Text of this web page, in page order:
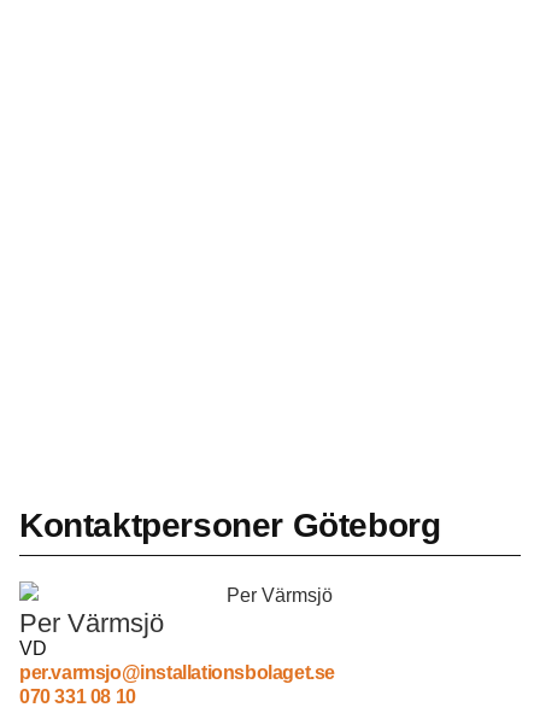
Kontaktpersoner Göteborg
Per Värmsjö
VD
per.varmsjo@installationsbolaget.se
070 331 08 10